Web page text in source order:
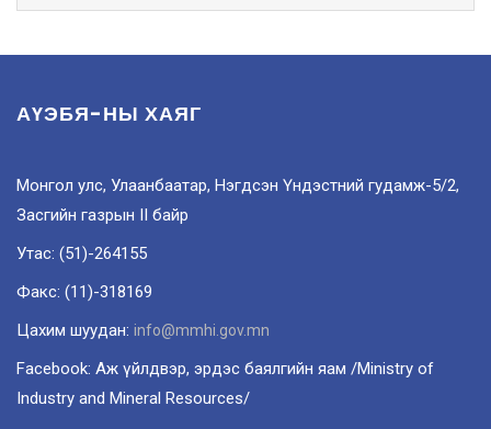
АҮЭБЯ-НЫ ХАЯГ
Монгол улс, Улаанбаатар, Нэгдсэн Үндэстний гудамж-5/2,
Засгийн газрын II байр
Утас: (51)-264155
Факс: (11)-318169
Цахим шуудан: info@mmhi.gov.mn
Facebook: Аж үйлдвэр, эрдэс баялгийн яам /Ministry of
Industry and Mineral Resources/